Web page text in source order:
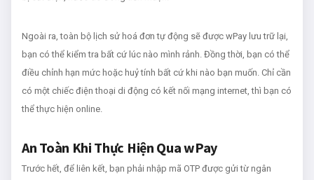
Ngoài ra, toàn bộ lịch sử hoá đơn tự động sẽ được wPay lưu trữ lại,
bạn có thể kiểm tra bất cứ lúc nào mình rảnh. Đồng thời, bạn có thể
điều chỉnh hạn mức hoặc huỷ tính bất cứ khi nào bạn muốn. Chỉ cần
có một chiếc điện thoại di động có kết nối mạng internet, thì bạn có
thể thực hiện online.
An Toàn Khi Thực Hiện Qua wPay
Trước hết, để liên kết, bạn phải nhập mã OTP được gửi từ ngân